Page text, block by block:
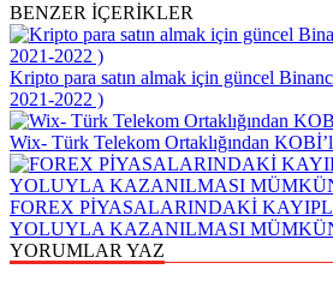
BENZER İÇERİKLER
Kripto para satın almak için güncel
2021-2022 )
Wix- Türk Telekom Ortaklığından
FOREX PİYASALARINDAKİ
YOLUYLA KAZANILMASI
YORUMLAR YAZ